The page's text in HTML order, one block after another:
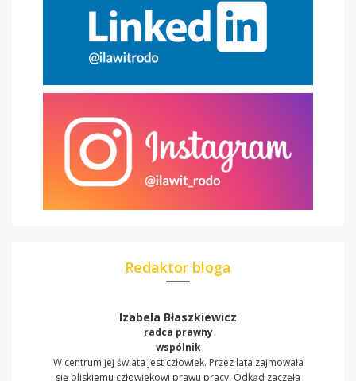
Redaktor bloga
Izabela Błaszkiewicz
radca prawny
wspólnik
W centrum jej świata jest człowiek. Przez lata zajmowała
się bliskiemu człowiekowi prawu pracy. Odkąd zaczęła